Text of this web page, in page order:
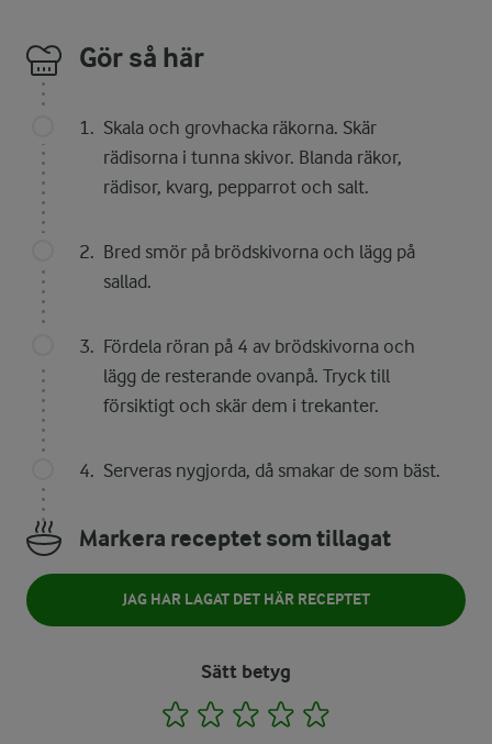
Gör så här
Skala och grovhacka räkorna. Skär
rädisorna i tunna skivor. Blanda räkor,
rädisor, kvarg, pepparrot och salt.
Bred smör på brödskivorna och lägg på
sallad.
Fördela röran på 4 av brödskivorna och
lägg de resterande ovanpå. Tryck till
försiktigt och skär dem i trekanter.
Serveras nygjorda, då smakar de som bäst.
Markera receptet som tillagat
JAG HAR LAGAT DET HÄR RECEPTET
Sätt betyg
1 2 3 4